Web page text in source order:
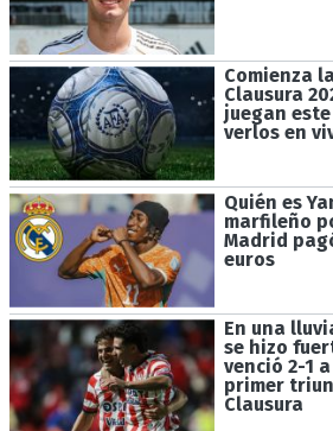
Comienza
Clausura
juegan
verlos en
Quién es
marfileño
Madrid
euros
En una
se hizo
venció 2-1
primer
Clausura